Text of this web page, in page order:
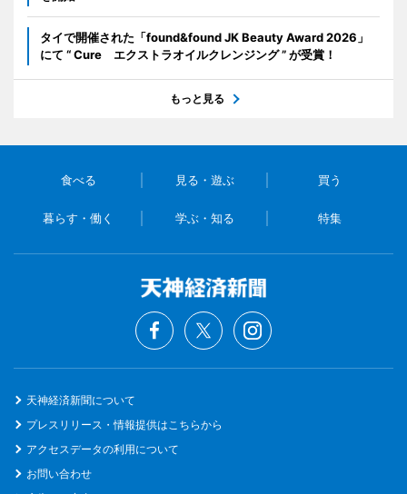
タイで開催された「found&found JK Beauty Award 2026」
にて “ Cure エクストラオイルクレンジング ” が受賞！
もっと見る
食べる 見る・遊ぶ 買う
暮らす・働く 学ぶ・知る 特集
天神経済新聞について
プレスリリース・情報提供はこちらから
アクセスデータの利用について
お問い合わせ